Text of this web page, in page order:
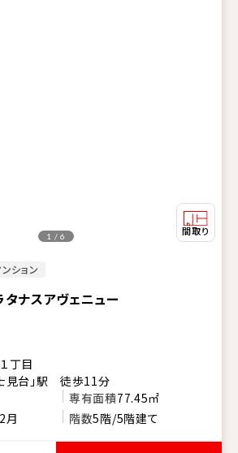
ション
ナスアヴェニュー
1 / 6
丁目
見台」駅 徒歩11分
専有面積77.45㎡
月 階数5階/5階建て